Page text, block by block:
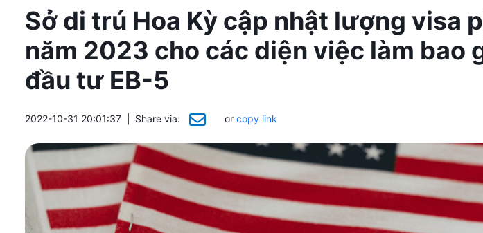
Sở di trú Hoa Kỳ cập nhật lượng visa
năm 2023 cho các diện việc làm bao
đầu tư EB-5
2022-10-31 20:01:37 Share via: or copy link